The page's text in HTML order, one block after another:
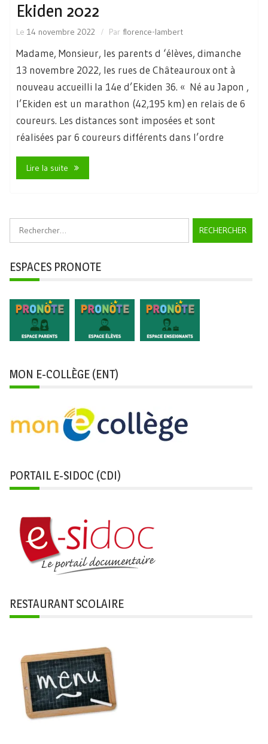
Ekiden 2022
Le 14 novembre 2022 Par florence-lambert
Madame, Monsieur, les parents d ‘élèves, dimanche
13 novembre 2022, les rues de Châteauroux ont à
nouveau accueilli la 14e d’Ekiden 36. « Né au Japon ,
l’Ekiden est un marathon (42,195 km) en relais de 6
coureurs. Les distances sont imposées et sont
réalisées par 6 coureurs différents dans l’ordre
Lire la suite
ESPACES PRONOTE
MON E-COLLÈGE (ENT)
PORTAIL E-SIDOC (CDI)
RESTAURANT SCOLAIRE